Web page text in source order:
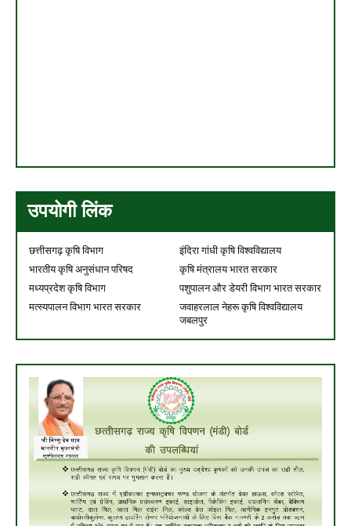
उपयोगी लिंक
छत्तीसगढ़ कृषि विभाग
इंदिरा गांधी कृषि विश्वविद्यालय
भारतीय कृषि अनुसंधान परिषद
कृषि मंत्रालय भारत सरकार
मध्यप्रदेश कृषि विभाग
पशुपालन और डेयरी विभाग भारत सरकार
मत्स्यपालन विभाग भारत सरकार
जवाहरलाल नेहरू कृषि विश्वविद्यालय
जबलपुर